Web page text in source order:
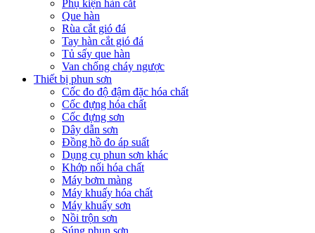
Phụ kiện hàn cắt
Que hàn
Rùa cắt gió đá
Tay hàn cắt gió đá
Tủ sấy que hàn
Van chống cháy ngược
Thiết bị phun sơn
Cốc đo độ đậm đặc hóa chất
Cốc đựng hóa chất
Cốc đựng sơn
Dây dẫn sơn
Đồng hồ đo áp suất
Dụng cụ phun sơn khác
Khớp nối hóa chất
Máy bơm màng
Máy khuấy hóa chất
Máy khuấy sơn
Nồi trộn sơn
Súng phun sơn